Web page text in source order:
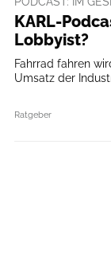
KARL-
Lobbyist?
Fahrrad fahren
Umsatz der
Ratgeber